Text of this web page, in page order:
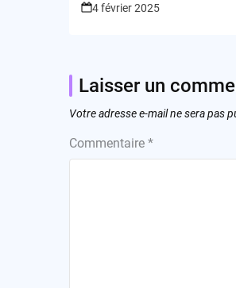
4 février 2025
Laisser un
Votre adresse e-mail ne sera pas
Commentaire *